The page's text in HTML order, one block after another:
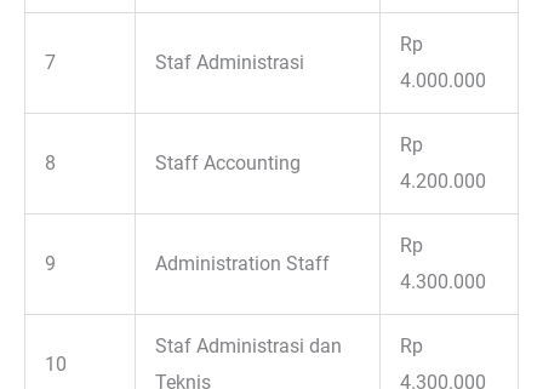
7 Staf Administrasi
Rp
4.000.000
8 Staff Accounting
Rp
4.200.000
9 Administration Staff
Rp
4.300.000
10
Staf Administrasi dan
Teknis
Rp
4.300.000